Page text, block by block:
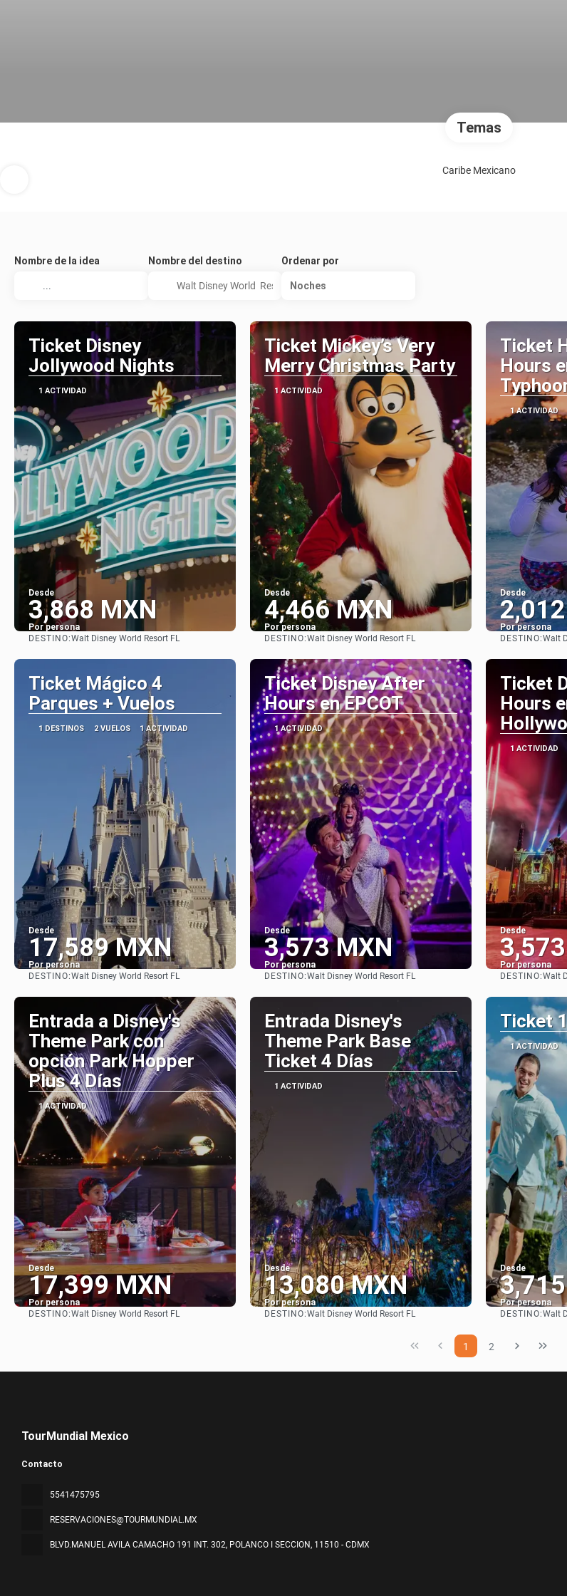
Temas
Caribe Mexicano
Nombre de la idea Nombre del destino Ordenar por
Noches
Ticket Disney
Jollywood Nights
1 ACTIVIDAD
Desde
3,868 MXN
Por persona
DESTINO:Walt Disney World Resort FL
Ticket Mickey’s Very
Merry Christmas Party
1 ACTIVIDAD
Desde
4,466 MXN
Por persona
DESTINO:Walt Disney World Resort FL
Ticket
Hours
1 ACTIVIDAD
Desde
Por persona
DESTINO:Walt
Ticket Mágico 4
Parques + Vuelos
1 DESTINOS 2 VUELOS 1 ACTIVIDAD
Desde
17,589 MXN
Por persona
DESTINO:Walt Disney World Resort FL
Ticket Disney After
Hours en EPCOT
1 ACTIVIDAD
Desde
3,573 MXN
Por persona
DESTINO:Walt Disney World Resort FL
Ticket
Hours
1 ACTIVIDAD
Desde
Por persona
DESTINO:Walt
Entrada a Disney's
Theme Park con
opción Park Hopper
Plus 4 Días
1 ACTIVIDAD
Desde
17,399 MXN
Por persona
DESTINO:Walt Disney World Resort FL
Entrada Disney's
Theme Park Base
Ticket 4 Días
1 ACTIVIDAD
Desde
13,080 MXN
Por persona
DESTINO:Walt Disney World Resort FL
Ticket
1 ACTIVIDAD
Desde
Por persona
DESTINO:Walt
1 2
TourMundial Mexico
Contacto
5541475795
RESERVACIONES@TOURMUNDIAL.MX
BLVD.MANUEL AVILA CAMACHO 191 INT. 302, POLANCO I SECCION, 11510 - CDMX